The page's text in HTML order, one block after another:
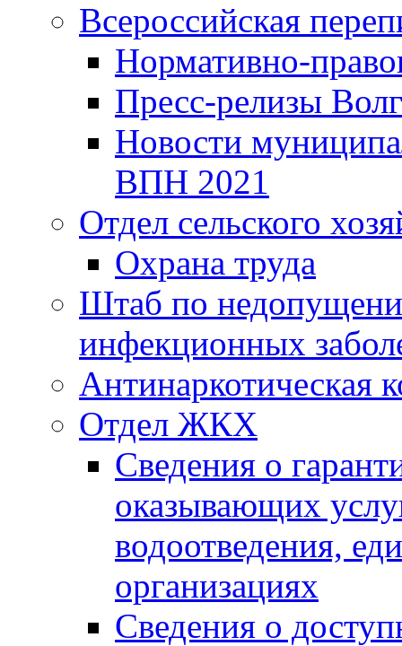
Всероссийская
Нормативно-
Пресс-релизы
Новости
ВПН 2021
Отдел сельского
Охрана труда
Штаб по
инфекционных
Антинаркотическая
Отдел ЖКХ
Сведения о
оказывающих
водоотведения,
организациях
Сведения о